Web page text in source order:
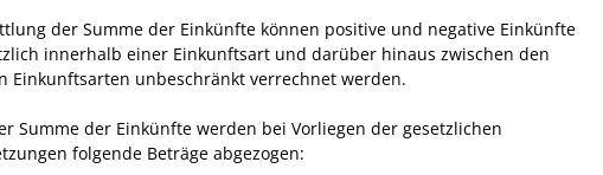
der Summe der Einkünfte können positive und negative Einkünfte
innerhalb einer Einkunftsart und darüber hinaus zwischen den
Einkunftsarten unbeschränkt verrechnet werden.
Summe der Einkünfte werden bei Vorliegen der gesetzlichen
folgende Beträge abgezogen: